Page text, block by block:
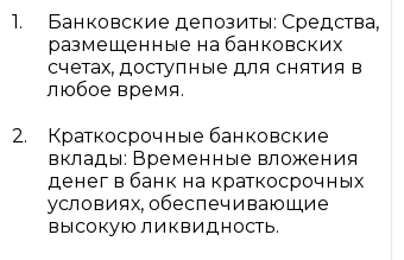
Банковские депозиты: Средства,
размещенные на банковских
счетах, доступные для снятия в
любое время.
Краткосрочные банковские
вклады: Временные вложения
денег в банк на краткосрочных
условиях, обеспечивающие
высокую ликвидность.